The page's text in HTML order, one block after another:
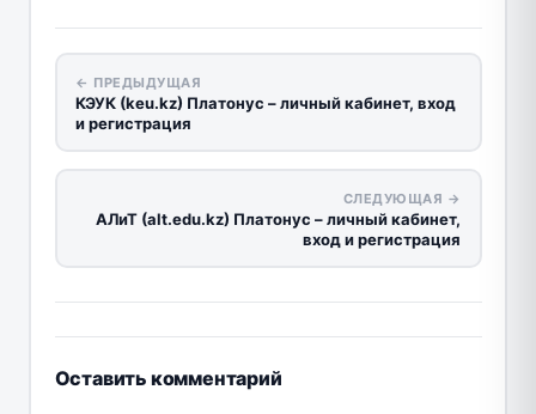
← ПРЕДЫДУЩАЯ
КЭУК (keu.kz) Платонус – личный кабинет, вход
и регистрация
СЛЕДУЮЩАЯ →
АЛиТ (alt.edu.kz) Платонус – личный кабинет,
вход и регистрация
Оставить комментарий